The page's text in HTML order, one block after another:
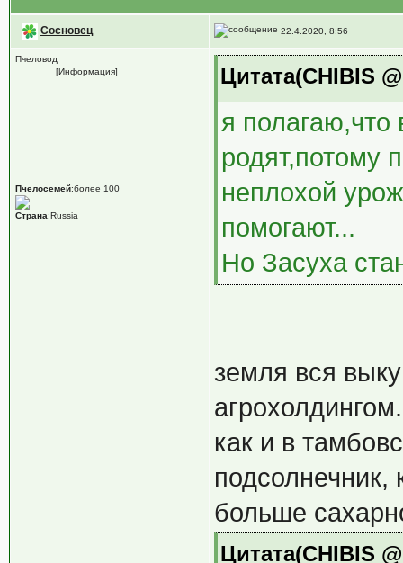
Сосновец 22.4.2020, 8:56
Пчеловод
[Информация]
Пчелосемей:более 100
Страна:Russia
Цитата(CHIBIS
я
родят,потому
неплохой
помогают...
Но Засуха
земля вся
как и в
подсолнечник,
больше
Цитата(CHIBIS